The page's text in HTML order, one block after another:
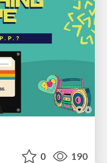
0 190